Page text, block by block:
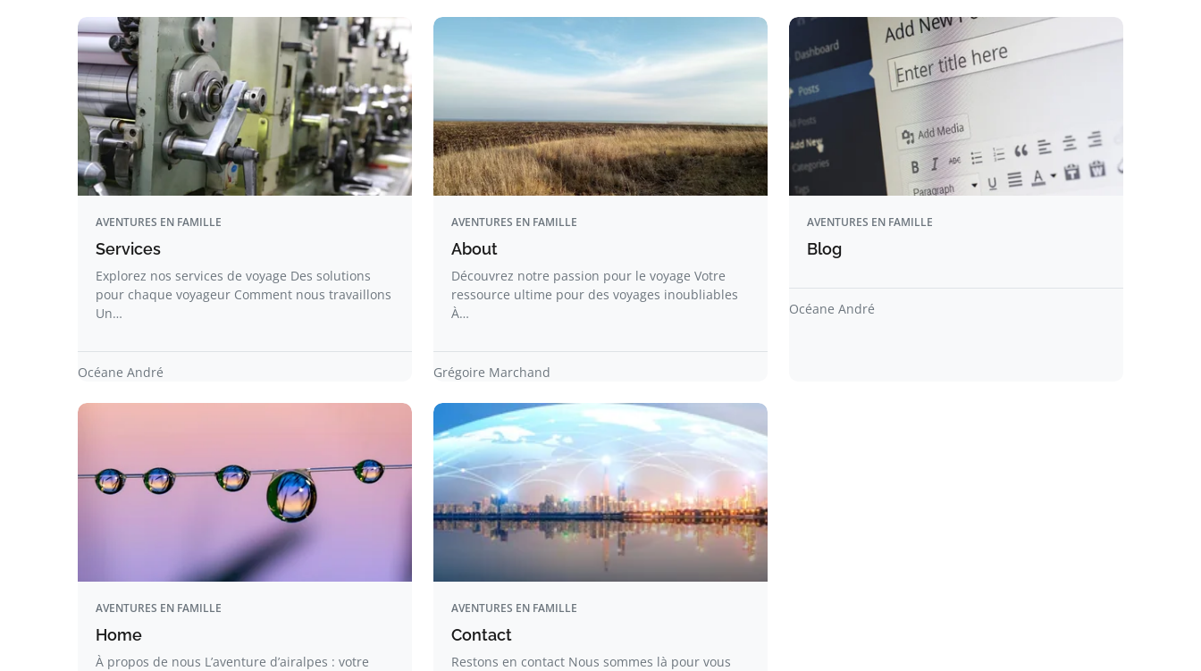
AVENTURES EN FAMILLE
Services
Explorez nos services de voyage Des solutions
pour chaque voyageur Comment nous travaillons
Un…
Océane André
AVENTURES EN FAMILLE
About
Découvrez notre passion pour le voyage Votre
ressource ultime pour des voyages inoubliables
À…
Grégoire Marchand
AVENTURES EN FAMILLE
Blog
Océane André
AVENTURES EN FAMILLE
Home
À propos de nous L’aventure d’airalpes : votre
AVENTURES EN FAMILLE
Contact
Restons en contact Nous sommes là pour vous